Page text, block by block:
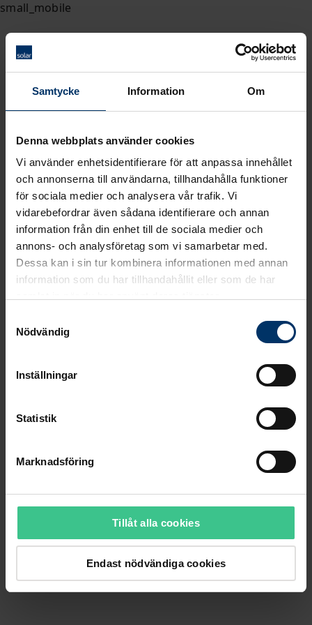
Samtycke Information Om
Denna webbplats använder cookies
Vi använder enhetsidentifierare för att anpassa innehållet
och annonserna till användarna, tillhandahålla funktioner
för sociala medier och analysera vår trafik. Vi
vidarebefordrar även sådana identifierare och annan
information från din enhet till de sociala medier och
annons- och analysföretag som vi samarbetar med.
Dessa kan i sin tur kombinera informationen med annan
information som du har tillhandahållit eller som de har
Nödvändig
Inställningar
Statistik
Marknadsföring
Tillåt alla cookies
Endast nödvändiga cookies